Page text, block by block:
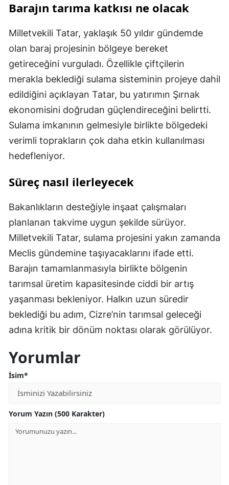
Barajın tarıma katkısı ne olacak
Milletvekili Tatar, yaklaşık 50 yıldır gündemde
olan baraj projesinin bölgeye bereket
getireceğini vurguladı. Özellikle çiftçilerin
merakla beklediği sulama sisteminin projeye dahil
edildiğini açıklayan Tatar, bu yatırımın Şırnak
ekonomisini doğrudan güçlendireceğini belirtti.
Sulama imkanının gelmesiyle birlikte bölgedeki
verimli toprakların çok daha etkin kullanılması
hedefleniyor.
Süreç nasıl ilerleyecek
Bakanlıkların desteğiyle inşaat çalışmaları
planlanan takvime uygun şekilde sürüyor.
Milletvekili Tatar, sulama projesini yakın zamanda
Meclis gündemine taşıyacaklarını ifade etti.
Barajın tamamlanmasıyla birlikte bölgenin
tarımsal üretim kapasitesinde ciddi bir artış
yaşanması bekleniyor. Halkın uzun süredir
beklediği bu adım, Cizre’nin tarımsal geleceği
adına kritik bir dönüm noktası olarak görülüyor.
Yorumlar
İsim*
Yorum Yazın (500 Karakter)